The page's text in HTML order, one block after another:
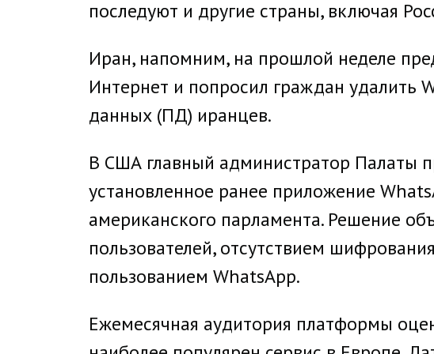
последуют и другие страны, включая
Иран, напомним, на прошлой неделе
Интернет и попросил граждан удалить
данных (ПД) иранцев.
В США главный администратор Палаты
установленное ранее приложение
американского парламента. Решение
пользователей, отсутствием
пользованием WhatsApp.
Ежемесячная аудитория платформы